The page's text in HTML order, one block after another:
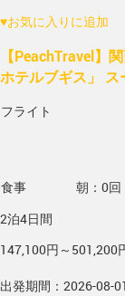
♥お気に入りに追加
【PeachTravel】
ホテルブギス」 ス
フライト
食事
朝：0
2泊4日間
147,100円～501,200
出発期間：2026-08-